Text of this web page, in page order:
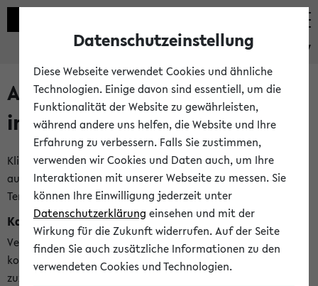
eKVV
Alle veröffentlichten Semester
im eKVV
Klicken Sie auf das Semester, welches Sie für Ihre Sitzung
auswählen möchten. Bitte beachten Sie auch die weiteren
Termine imKalender der Lehrplanung
Kalenderintegration
Verwenden Sie die folgende Adresse, um mit einer
kompatiblen Kalenderanwendung auf die Vorlesungszeiten
zuzugreifen (nähere Informationen
finden Sie hier
Datenschutzeinstellung
Diese Webseite verwendet Cookies und ähnliche
Technologien. Einige davon sind essentiell, um die
Funktionalität der Website zu gewährleisten,
während andere uns helfen, die Website und Ihre
Erfahrung zu verbessern. Falls Sie zustimmen,
verwenden wir Cookies und Daten auch, um Ihre
Interaktionen mit unserer Webseite zu messen. Sie
können Ihre Einwilligung jederzeit unter
Datenschutzerklärung einsehen und mit der
Wirkung für die Zukunft widerrufen. Auf der Seite
finden Sie auch zusätzliche Informationen zu den
verwendeten Cookies und Technologien.